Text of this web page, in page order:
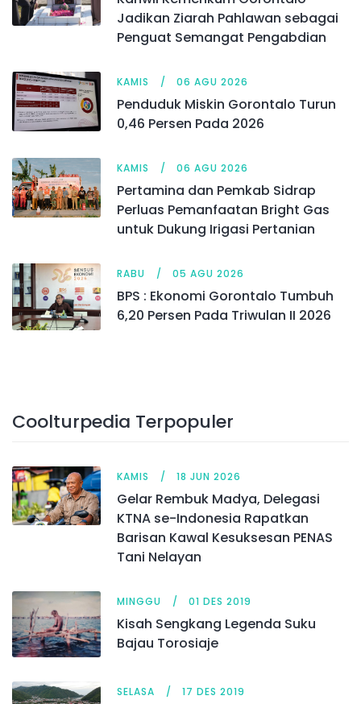
Jadikan Ziarah Pahlawan sebagai
Penguat Semangat Pengabdian
KAMIS 06 AGU 2026
Penduduk Miskin Gorontalo Turun
0,46 Persen Pada 2026
KAMIS 06 AGU 2026
Pertamina dan Pemkab Sidrap
Perluas Pemanfaatan Bright Gas
untuk Dukung Irigasi Pertanian
RABU 05 AGU 2026
BPS : Ekonomi Gorontalo Tumbuh
6,20 Persen Pada Triwulan II 2026
Coolturpedia Terpopuler
KAMIS 18 JUN 2026
Gelar Rembuk Madya, Delegasi
KTNA se-Indonesia Rapatkan
Barisan Kawal Kesuksesan PENAS
Tani Nelayan
MINGGU 01 DES 2019
Kisah Sengkang Legenda Suku
Bajau Torosiaje
SELASA 17 DES 2019